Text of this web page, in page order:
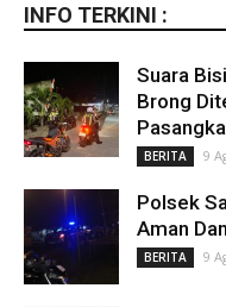
INFO TERKINI :
Suara
Brong
BERITA 9
Polsek
Aman
BERITA 9